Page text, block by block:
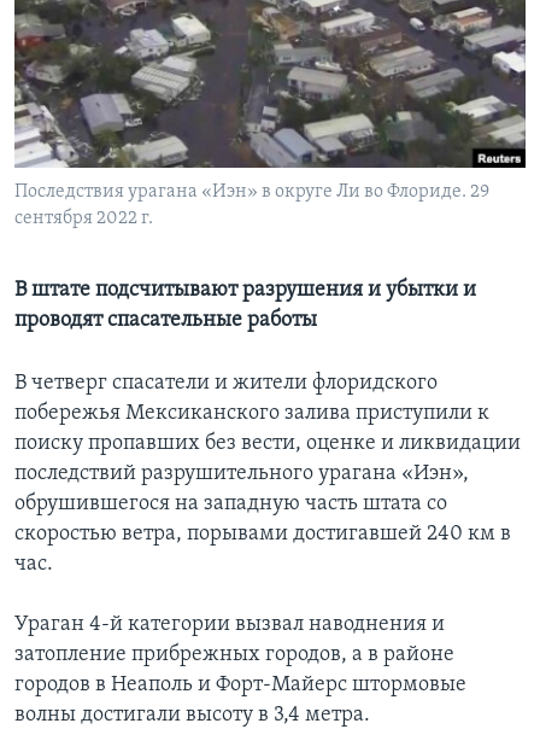
Learning English
СОЦИАЛЬНЫЕ СЕТИ
Языки
Последствия урагана «Иэн» в округе Ли во Флориде. 29
сентября 2022 г.
В штате подсчитывают разрушения и убытки и
проводят спасательные работы
В четверг спасатели и жители флоридского
побережья Мексиканского залива приступили к
поиску пропавших без вести, оценке и ликвидации
последствий разрушительного урагана «Иэн»,
обрушившегося на западную часть штата со
скоростью ветра, порывами достигавшей 240 км в
час.
Ураган 4-й категории вызвал наводнения и
затопление прибрежных городов, а в районе
городов в Неаполь и Форт-Майерс штормовые
волны достигали высоту в 3,4 метра.